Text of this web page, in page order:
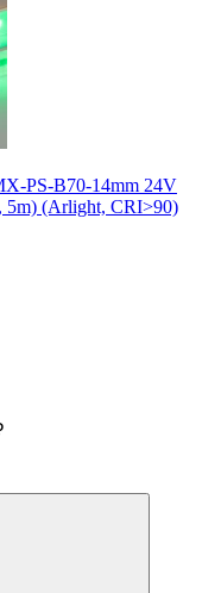
PS-B70-14mm 24V
5m) (Arlight, CRI>90)